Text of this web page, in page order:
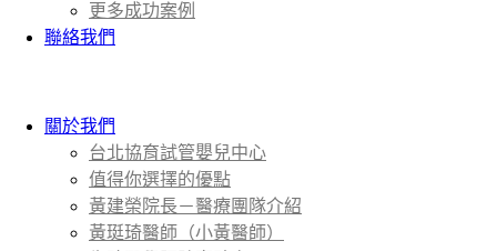
更多成功案例
聯絡我們
關於我們
台北協育試管嬰兒中心
值得你選擇的優點
黃建榮院長－醫療團隊介紹
黃珽琦醫師（小黃醫師）